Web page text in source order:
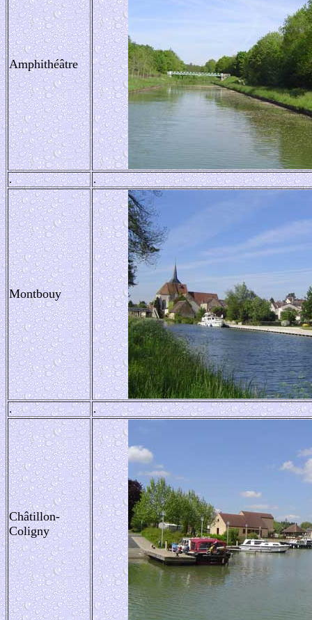
Amphithéâtre
. .
Montbouy
. .
Châtillon-
Coligny